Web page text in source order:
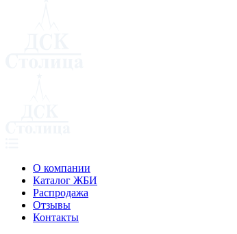
О компании
Каталог ЖБИ
Распродажа
Отзывы
Контакты